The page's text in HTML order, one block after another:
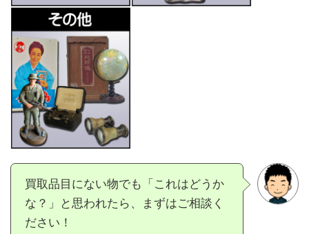
買取品目にない物でも「これはどうか
な？」と思われたら、まずはご相談く
ださい！